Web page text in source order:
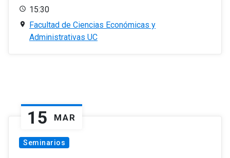
15:30
Facultad de Ciencias Económicas y
Administrativas UC
15 MAR
Seminarios